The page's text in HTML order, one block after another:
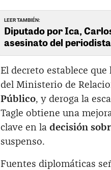
LEER TAMBIÉN:
Diputado por Ica,
asesinato del
El decreto establece
del Ministerio de
Público, y deroga la
Tagle obtiene una
clave en la decisión
suspenso.
Fuentes diplomáticas